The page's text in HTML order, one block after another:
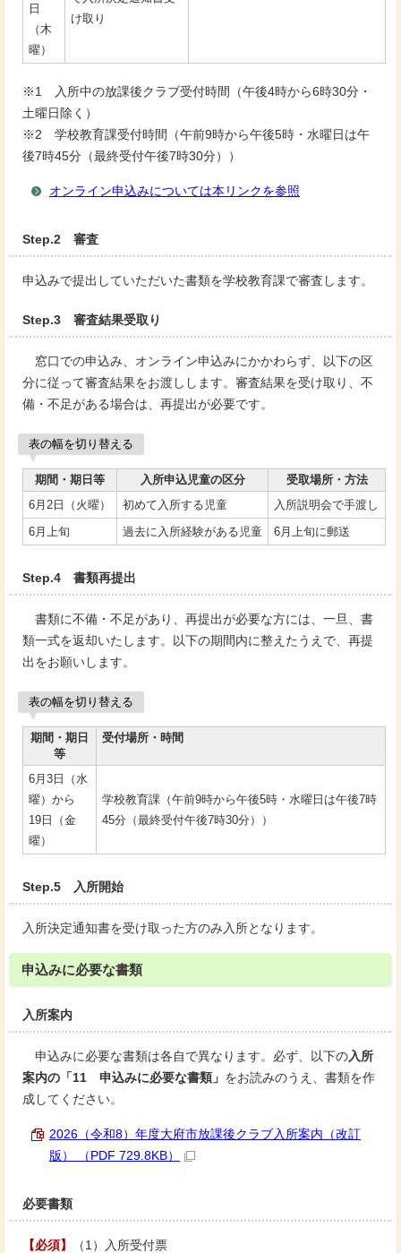
日
（木
曜）
け取り
※1 入所中の放課後クラブ受付時間（午後4時から6時30分・
土曜日除く）
※2 学校教育課受付時間（午前9時から午後5時・水曜日は午
後7時45分（最終受付午後7時30分））
オンライン申込みについては本リンクを参照
Step.2 審査
申込みで提出していただいた書類を学校教育課で審査します。
Step.3 審査結果受取り
窓口での申込み、オンライン申込みにかかわらず、以下の区
分に従って審査結果をお渡しします。審査結果を受け取り、不
備・不足がある場合は、再提出が必要です。
表の幅を切り替える
期間・期日等 入所申込児童の区分
受取場所・方法
6月2日（火曜）
初めて入所する児童
入所説明会で手渡し
6月上旬
過去に入所経験がある児童 6月上旬に郵送
Step.4 書類再提出
書類に不備・不足があり、再提出が必要な方には、一旦、書
類一式を返却いたします。以下の期間内に整えたうえで、再提
出をお願いします。
表の幅を切り替える
期間・期日
等
受付場所・時間
6月3日（水
曜）から
19日（金
曜）
学校教育課（午前9時から午後5時・水曜日は午後7時
45分（最終受付午後7時30分））
Step.5 入所開始
入所決定通知書を受け取った方のみ入所となります。
申込みに必要な書類
入所案内
申込みに必要な書類は各自で異なります。必ず、以下の入所
案内の「11 申込みに必要な書類」 をお読みのうえ、書類を作
成してください。
2026（令和8）年度大府市放課後クラブ入所案内（改訂
版） （PDF 729.8KB）
必要書類
【必須】 （1）入所受付票